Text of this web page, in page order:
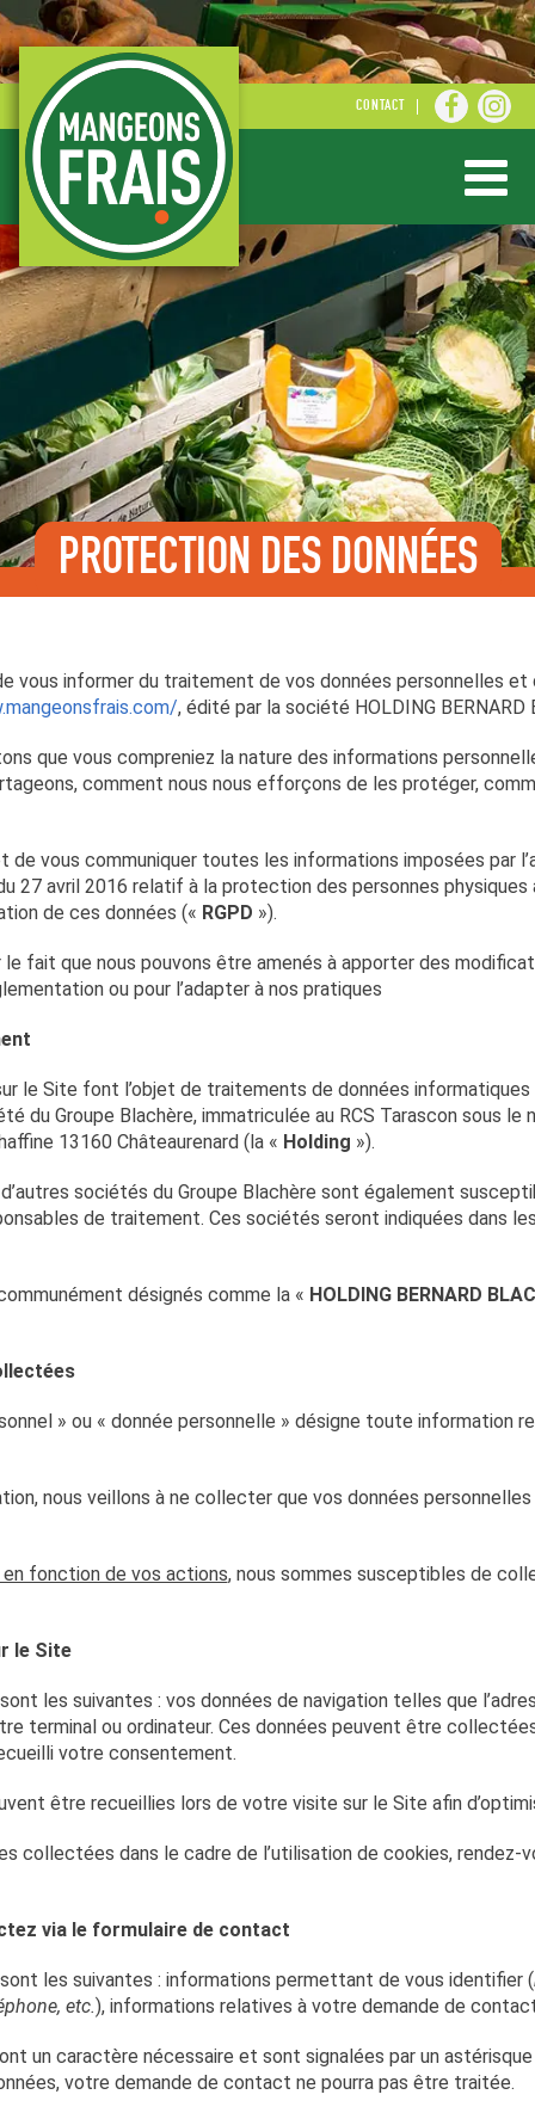
CONTACT
PROTECTION DES DONNÉES
vous informer du traitement de vos données personnelles et
, édité par la société HOLDING BERNARD
que vous compreniez la nature des informations
comment nous nous efforçons de les protéger,
vous communiquer toutes les informations imposées par
27 avril 2016 relatif à la protection des personnes
de ces données (« RGPD »).
fait que nous pouvons être amenés à apporter des
ou pour l’adapter à nos pratiques
le Site font l’objet de traitements de données
du Groupe Blachère, immatriculée au RCS Tarascon sous
13160 Châteaurenard (la « Holding »).
sociétés du Groupe Blachère sont également
de traitement. Ces sociétés seront indiquées dans
désignés comme la « HOLDING BERNARD
» ou « donnée personnelle » désigne toute information
nous veillons à ne collecter que vos données
fonction de vos actions, nous sommes susceptibles de
le Site
les suivantes : vos données de navigation telles que
terminal ou ordinateur. Ces données peuvent être
votre consentement.
être recueillies lors de votre visite sur le Site afin
collectées dans le cadre de l’utilisation de cookies, rendez-
via le formulaire de contact
les suivantes : informations permettant de vous identifier (
etc.), informations relatives à votre demande de
un caractère nécessaire et sont signalées par un astérisque
votre demande de contact ne pourra pas être traitée.